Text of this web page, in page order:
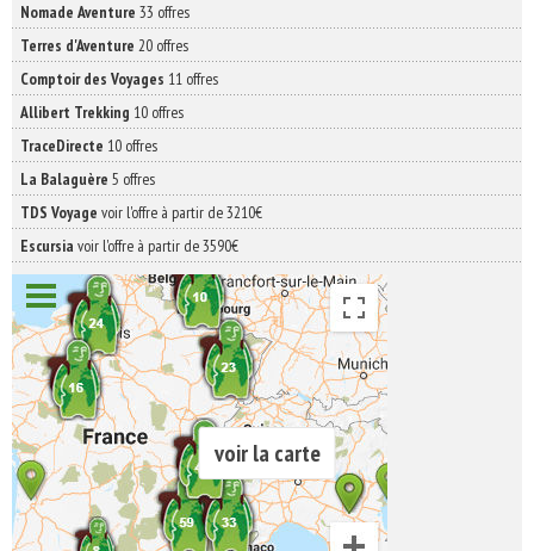
Nomade Aventure 33 offres
Terres d'Aventure 20 offres
Comptoir des Voyages 11 offres
Allibert Trekking 10 offres
TraceDirecte 10 offres
La Balaguère 5 offres
TDS Voyage voir l'offre à partir de 3210€
Escursia voir l'offre à partir de 3590€
voir la carte